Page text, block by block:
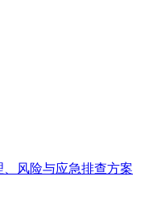
、风险与应急排查方案